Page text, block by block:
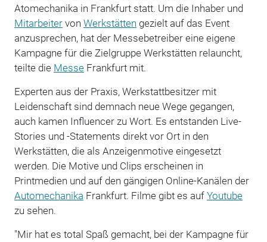
Atomechanika in Frankfurt statt. Um die Inhaber und
Mitarbeitervon Werkstätten gezielt auf das Event
anzusprechen, hat der Messebetreiber eine eigene
Kampagne für die Zielgruppe Werkstätten relauncht,
teilte die MesseFrankfurt mit.
Experten aus der Praxis, Werkstattbesitzer mit
Leidenschaft sind demnach neue Wege gegangen,
auch kamen Influencer zu Wort. Es entstanden Live-
Stories und -Statements direkt vor Ort in den
Werkstätten, die als Anzeigenmotive eingesetzt
werden. Die Motive und Clips erscheinen in
Printmedien und auf den gängigen Online-Kanälen der
Automechanika Frankfurt. Filme gibt es auf Youtube
zu sehen.
"Mir hat es total Spaß gemacht, bei der Kampagne für